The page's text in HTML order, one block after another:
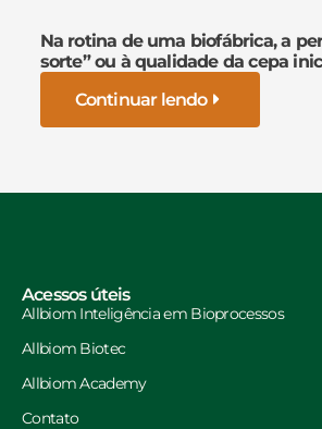
Na rotina de uma biofábrica, a
sorte” ou à qualidade da cepa
Continuar lendo
Acessos úteis
Allbiom Inteligência em Bioprocessos
Allbiom Biotec
Allbiom Academy
Contato